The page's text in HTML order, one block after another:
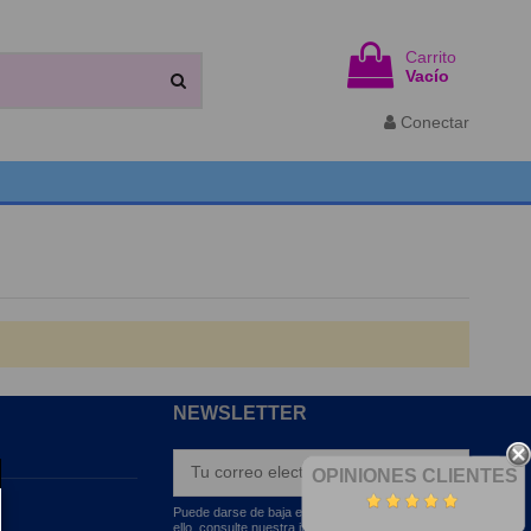
Carrito
Vacío
Conectar
OPINIONES CLIENTES
NEWSLETTER
Puede darse de baja en cualquier momento. Para
ello, consulte nuestra información de contacto en